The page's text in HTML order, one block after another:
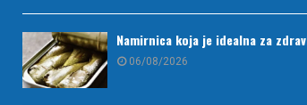
Namirnica koja je idealna za
06/08/2026